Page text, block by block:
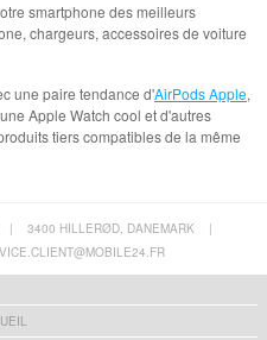
smartphone des meilleurs
chargeurs, accessoires de voiture
une paire tendance d'AirPods Apple,
Apple Watch cool et d'autres
tiers compatibles de la même
| 3400 HILLERØD, DANEMARK
|